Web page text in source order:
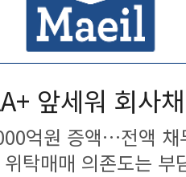
앞세워 회사
억원 증액…전액 채
탁매매 의존도는 부